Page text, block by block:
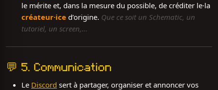
le mérite et, dans la mesure du possible, de créditer le·la
créateur·ice d’origine. Que ce soit un Schematic, un
tutoriel, un screen,...
💬 5. Communication
Le Discord sert à partager, organiser et annoncer vos